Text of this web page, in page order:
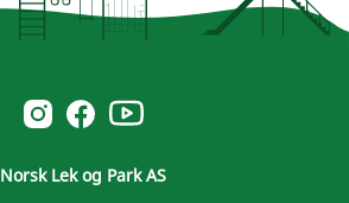
Norsk Leg & Park instagram
Norsk Leg & Park facebook
Norsk Leg & Park youtube
Norsk Lek og Park AS